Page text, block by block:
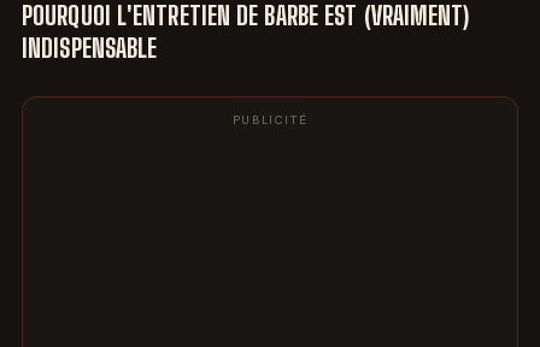
POURQUOI L'ENTRETIEN DE BARBE EST (VRAIMENT)
INDISPENSABLE
PUBLICITÉ